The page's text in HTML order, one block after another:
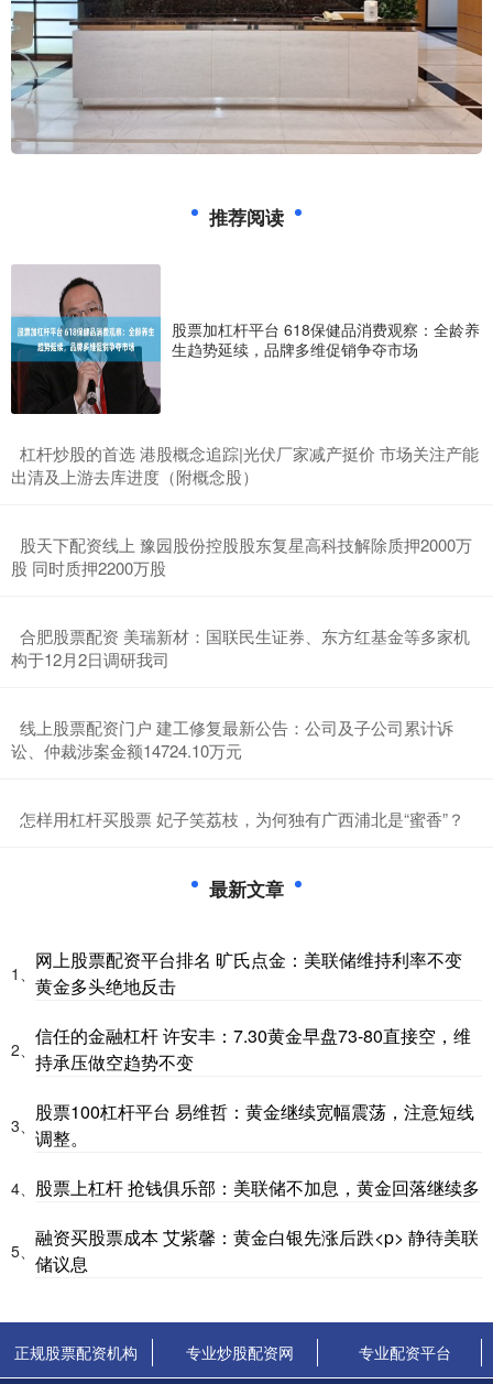
推荐阅读
股票加杠杆平台 618保健品消费观察：全龄养
生趋势延续，品牌多维促销争夺市场
​杠杆炒股的首选 港股概念追踪|光伏厂家减产挺价 市场关注产能
出清及上游去库进度（附概念股）
​股天下配资线上 豫园股份控股股东复星高科技解除质押2000万
股 同时质押2200万股
​合肥股票配资 美瑞新材：国联民生证券、东方红基金等多家机
构于12月2日调研我司
​线上股票配资门户 建工修复最新公告：公司及子公司累计诉
讼、仲裁涉案金额14724.10万元
​怎样用杠杆买股票 ​妃子笑荔枝，为何独有广西浦北是“蜜香”？
最新文章
1、
网上股票配资平台排名 旷氏点金：美联储维持利率不变
黄金多头绝地反击
2、
信任的金融杠杆 许安丰：7.30黄金早盘73-80直接空，维
持承压做空趋势不变
3、
股票100杠杆平台 易维哲：黄金继续宽幅震荡，注意短线
调整。
4、 股票上杠杆 抢钱俱乐部：美联储不加息，黄金回落继续多
5、
融资买股票成本 艾紫馨：黄金白银先涨后跌<p> 静待美联
储议息
正规股票配资机构 专业炒股配资网 专业配资平台